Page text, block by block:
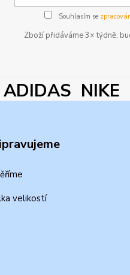
Souhlasím se
Zboží přidáváme 3× týdně,
velikostí